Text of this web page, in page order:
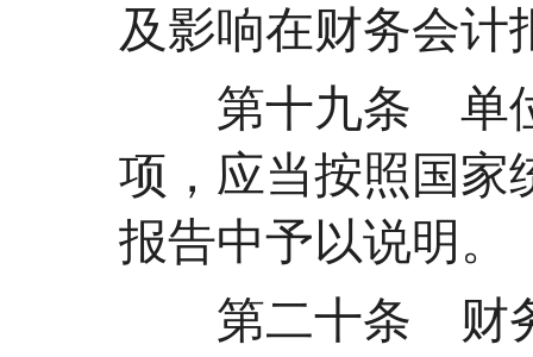
及影响在财务会计
第十九条 单位
项，应当按照国家
报告中予以说明。
第二十条 财务